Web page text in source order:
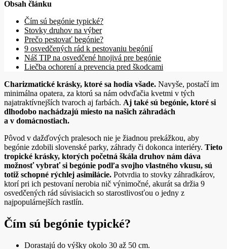
Obsah článku
Čím sú begónie typické?
Stovky druhov na výber
Prečo pestovať begónie?
9 osvedčených rád k pestovaniu begónií
Náš TIP na osvedčené hnojivá pre begónie
Liečba ochorení a prevencia pred škodcami
Charizmatické krásky, ktoré sa hodia všade. Navyše, postačí im
minimálna opatera, za ktorú sa nám odvďačia kvetmi v tých
najatraktívnejších tvaroch aj farbách. Aj také sú begónie, ktoré si
dlhodobo nachádzajú miesto na našich záhradách
a v domácnostiach.
Pôvod v dažďových pralesoch nie je žiadnou prekážkou, aby
begónie zdobili slovenské parky, záhrady či dokonca interiéry. Tieto
tropické krásky, ktorých početná škála druhov nám dáva
možnosť vybrať si begónie podľa svojho vlastného vkusu, sú
totiž schopné rýchlej asimilácie. Potvrdia to stovky záhradkárov,
ktorí pri ich pestovaní nerobia nič výnimočné, akurát sa držia 9
osvedčených rád súvisiacich so starostlivosťou o jedny z
najpopulárnejších rastlín.
Čím sú begónie typické?
Dorastajú do výšky okolo 30 až 50 cm.